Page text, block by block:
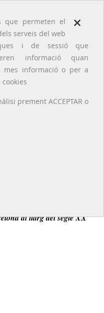
×
que permeten el
serveis del web
i de sessió que
informació quan
informació o per a
prement ACCEPTAR o
al llarg del segle XX